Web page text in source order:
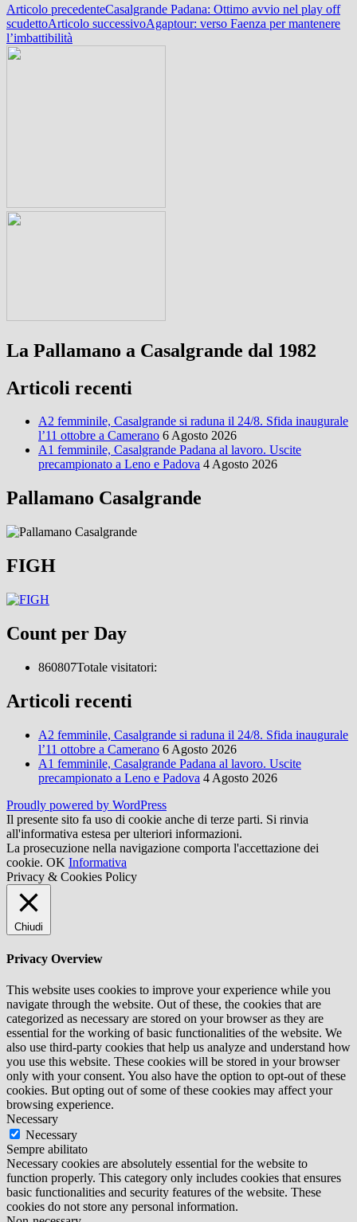
Navigazione
articolo
Articolo precedenteCasalgrande Padana: Ottimo avvio nel play off
scudettoArticolo successivoAgaptour: verso Faenza per mantenere
l’imbattibilità
La Pallamano a Casalgrande dal 1982
Articoli recenti
A2 femminile, Casalgrande si raduna il 24/8. Sfida inaugurale
l’11 ottobre a Camerano 6 Agosto 2026
A1 femminile, Casalgrande Padana al lavoro. Uscite
precampionato a Leno e Padova 4 Agosto 2026
Pallamano Casalgrande
FIGH
Count per Day
860807Totale visitatori:
Articoli recenti
A2 femminile, Casalgrande si raduna il 24/8. Sfida inaugurale
l’11 ottobre a Camerano 6 Agosto 2026
A1 femminile, Casalgrande Padana al lavoro. Uscite
precampionato a Leno e Padova 4 Agosto 2026
Proudly powered by WordPress
Il presente sito fa uso di cookie anche di terze parti. Si rinvia
all'informativa estesa per ulteriori informazioni.
La prosecuzione nella navigazione comporta l'accettazione dei
cookie. OK Informativa
Privacy & Cookies Policy
Chiudi
Privacy Overview
This website uses cookies to improve your experience while you
navigate through the website. Out of these, the cookies that are
categorized as necessary are stored on your browser as they are
essential for the working of basic functionalities of the website. We
also use third-party cookies that help us analyze and understand how
you use this website. These cookies will be stored in your browser
only with your consent. You also have the option to opt-out of these
cookies. But opting out of some of these cookies may affect your
browsing experience.
Necessary
Necessary
Sempre abilitato
Necessary cookies are absolutely essential for the website to
function properly. This category only includes cookies that ensures
basic functionalities and security features of the website. These
cookies do not store any personal information.